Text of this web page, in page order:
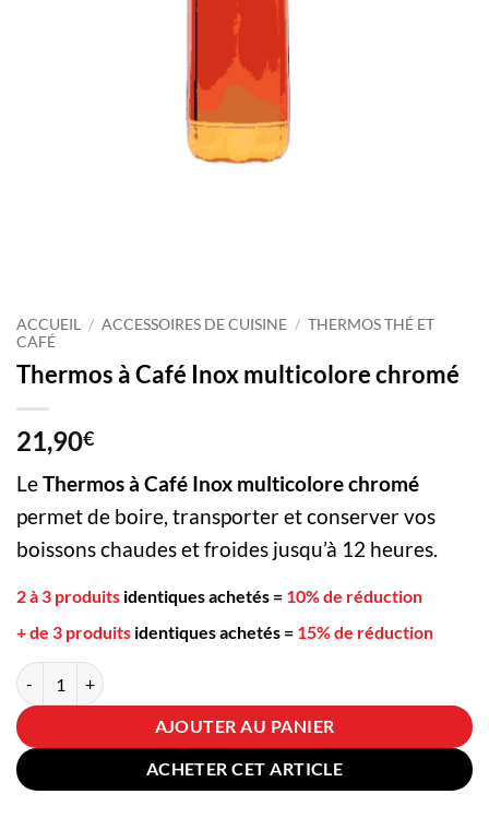
ACCUEIL / ACCESSOIRES DE CUISINE / THERMOS THÉ ET
CAFÉ
Thermos à Café Inox multicolore chromé
21,90€
LeThermos à Café Inox multicolore chromé
permet de boire, transporter et conserver vos
boissons chaudes et froides jusqu’à 12 heures.
2 à 3 produits identiques achetés = 10% de réduction
+ de 3 produits identiques achetés = 15% de réduction
quantité de Thermos à Café Inox multicolore chromé
AJOUTER AU PANIER
ACHETER CET ARTICLE